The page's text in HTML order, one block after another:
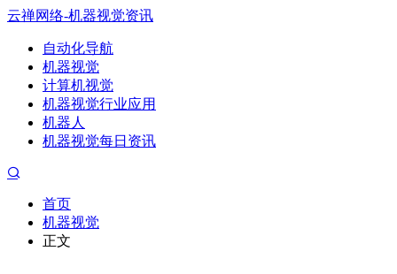
云禅网络-机器视觉资讯
自动化导航
机器视觉
计算机视觉
机器视觉行业应用
机器人
机器视觉每日资讯
首页
机器视觉
正文